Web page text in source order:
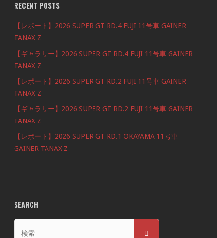
RECENT POSTS
【レポート】2026 SUPER GT RD.4 FUJI 11号車 GAINER
TANAX Z
【ギャラリー】2026 SUPER GT RD.4 FUJI 11号車 GAINER
TANAX Z
【レポート】2026 SUPER GT RD.2 FUJI 11号車 GAINER
TANAX Z
【ギャラリー】2026 SUPER GT RD.2 FUJI 11号車 GAINER
TANAX Z
【レポート】2026 SUPER GT RD.1 OKAYAMA 11号車
GAINER TANAX Z
SEARCH
検